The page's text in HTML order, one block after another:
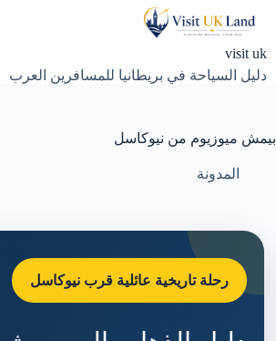
visit uk
دليل السياحة في بريطانيا للمسافرين العرب
بيمش ميوزيوم من نيوكاسل
المدونة
رحلة تاريخية عائلية قرب نيوكاسل